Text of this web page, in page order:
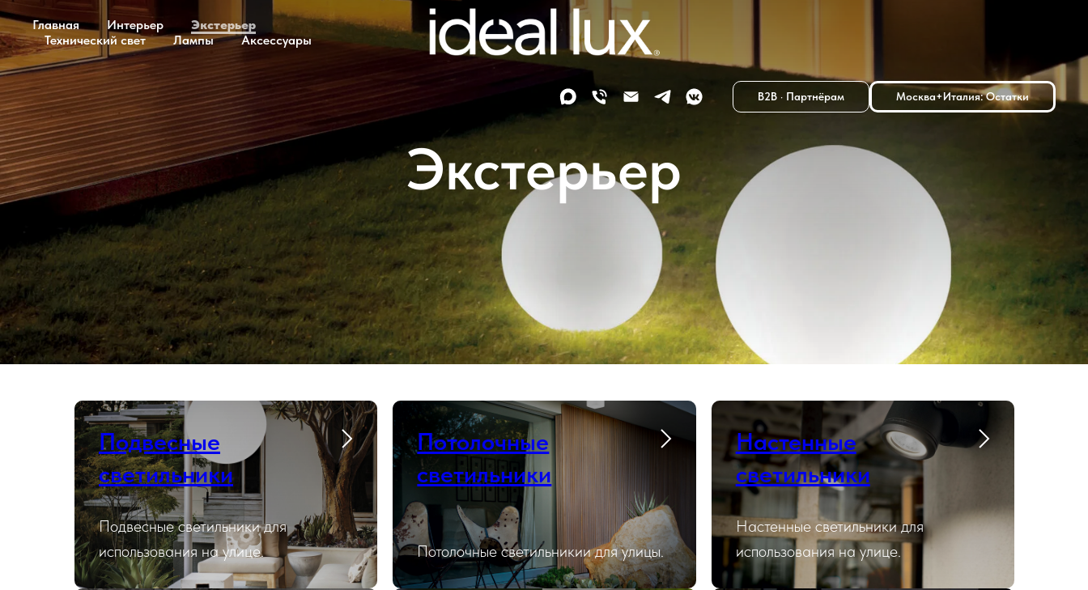
Главная Интерьер
Экстерьер
Технический свет
Лампы Аксессуары
B2B · Партнёрам Москва+Италия: Остатки
Экстерьер
Подвесные
светильники
Подвесные светильники для
использования на улице.
Потолочные
светильники
Потолочные светильникии для улицы.
Настенные
светильники
Настенные светильники для
использования на улице.